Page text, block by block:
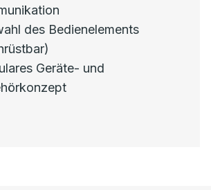
des Bedienelements
Geräte- und